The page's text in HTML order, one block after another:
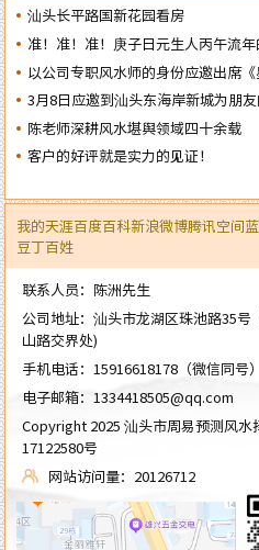
汕头长平路国新花园看房
准！准！准！庚子日元生人丙午流年
以公司专职风水师的身份应邀出席
周年庆典
3月8日应邀到汕头东海岸新城为朋
陈老师深耕风水堪舆领域四十余载
客户的好评就是实力的见证！
我的天涯百度百科新浪微博腾讯空间
豆丁百姓
联系人员：陈洲先生
公司地址：汕头市龙湖区珠池路35
山路交界处)
手机电话： 15916618178 （微信同号）
电子邮箱： 1334418505@qq.com
Copyright 2025 汕头市周易预测风水
17122580号
网站访问量：20126712